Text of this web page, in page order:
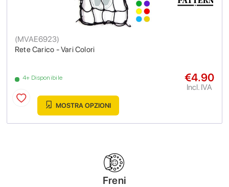
Rete Carico - Vari Colori
(MVAE6923)
4+ Disponibile €4.90
Incl. IVA
MOSTRA OPZIONI
Freni